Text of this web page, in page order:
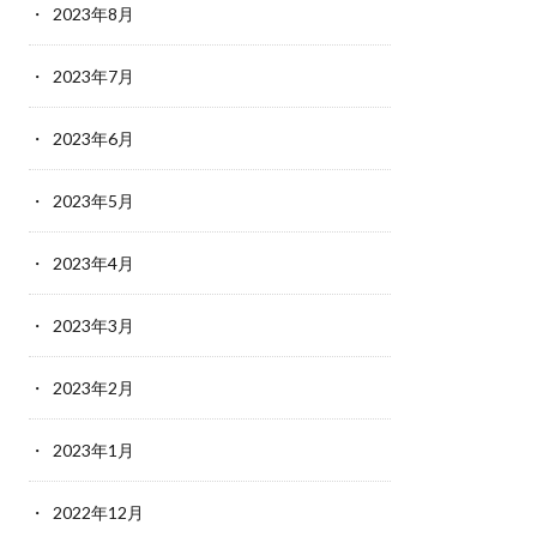
2023年8月
2023年7月
2023年6月
2023年5月
2023年4月
2023年3月
2023年2月
2023年1月
2022年12月